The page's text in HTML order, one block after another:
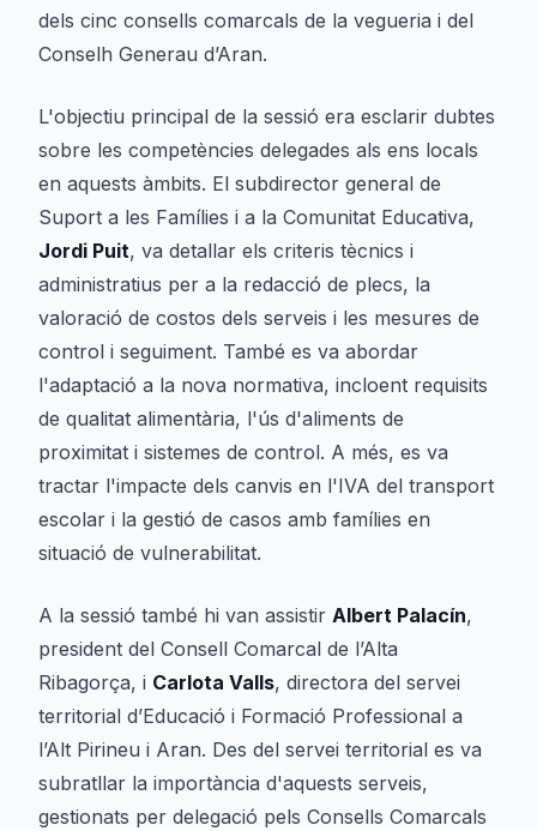
dels cinc consells comarcals de la vegueria i del
Conselh Generau d’Aran.
L'objectiu principal de la sessió era esclarir dubtes
sobre les competències delegades als ens locals
en aquests àmbits. El subdirector general de
Suport a les Famílies i a la Comunitat Educativa,
Jordi Puit, va detallar els criteris tècnics i
administratius per a la redacció de plecs, la
valoració de costos dels serveis i les mesures de
control i seguiment. També es va abordar
l'adaptació a la nova normativa, incloent requisits
de qualitat alimentària, l'ús d'aliments de
proximitat i sistemes de control. A més, es va
tractar l'impacte dels canvis en l'IVA del transport
escolar i la gestió de casos amb famílies en
situació de vulnerabilitat.
A la sessió també hi van assistir Albert Palacín,
president del Consell Comarcal de l’Alta
Ribagorça, i Carlota Valls, directora del servei
territorial d’Educació i Formació Professional a
l’Alt Pirineu i Aran. Des del servei territorial es va
subratllar la importància d'aquests serveis,
gestionats per delegació pels Consells Comarcals